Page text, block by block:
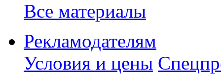
Все материалы
Рекламодателям
Условия и цены